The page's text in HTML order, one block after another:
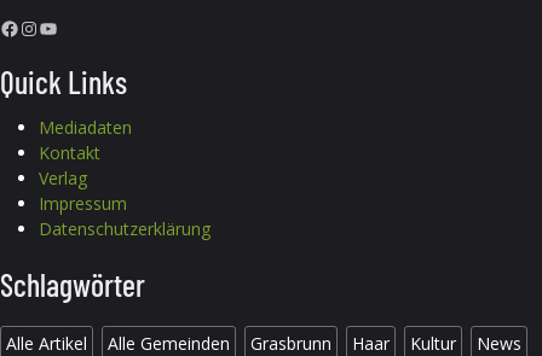
Facebook InstagramYouTube
Quick Links
Mediadaten
Kontakt
Verlag
Impressum
Datenschutzerklärung
Schlagwörter
Alle Artikel Alle Gemeinden Grasbrunn Haar Kultur News